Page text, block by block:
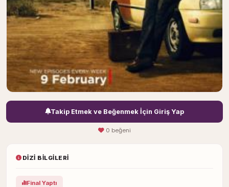
Takip Etmek ve Beğenmek İçin Giriş Yap
0 beğeni
DIZI BILGILERI
Final Yaptı